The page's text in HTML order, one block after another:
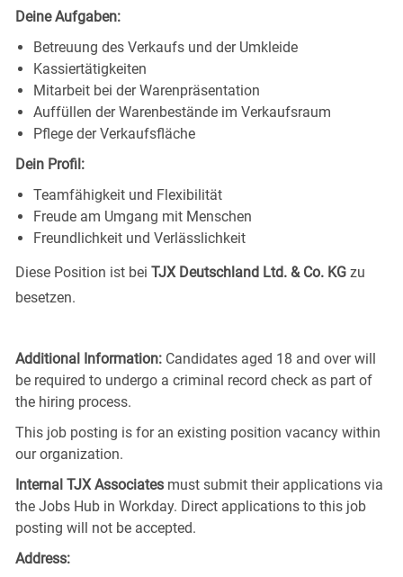
Deine Aufgaben:
Betreuung des Verkaufs und der Umkleide
Kassiertätigkeiten
Mitarbeit bei der Warenpräsentation
Auffüllen der Warenbestände im Verkaufsraum
Pflege der Verkaufsfläche
Dein Profil:
Teamfähigkeit und Flexibilität
Freude am Umgang mit Menschen
Freundlichkeit und Verlässlichkeit
Diese Position ist bei TJX Deutschland Ltd. & Co. KG zu
besetzen.
Additional Information:Candidates aged 18 and over will
be required to undergo a criminal record check as part of
the hiring process.
This job posting is for an existing position vacancy within
our organization.
Internal TJX Associates must submit their applications via
the Jobs Hub in Workday. Direct applications to this job
posting will not be accepted.
Address: